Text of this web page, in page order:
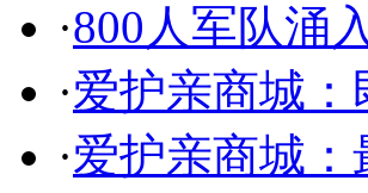
·800人军队涌
·爱护亲商城
·爱护亲商城